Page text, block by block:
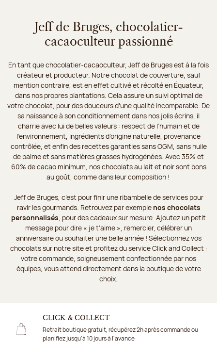
Jeff de Bruges, chocolatier-
cacaoculteur passionné
En tant que chocolatier-cacaoculteur, Jeff de Bruges est à la fois
créateur et producteur. Notre chocolat de couverture, sauf
mention contraire, est en effet cultivé et récolté en Équateur,
dans nos propres plantations. Cela assure un suivi optimal de
votre chocolat, pour des douceurs d’une qualité incomparable. De
sa naissance à son conditionnement dans nos jolis écrins, il
charrie avec lui de belles valeurs : respect de l’humain et de
l’environnement, ingrédients d’origine naturelle, provenance
contrôlée, et enfin des recettes garanties sans OGM, sans huile
de palme et sans matières grasses hydrogénées. Avec 35% et
60% de cacao minimum, nos chocolats au lait et noir sont bons
au goût, comme dans leur composition !
Jeff de Bruges, c’est pour finir une ribambelle de services pour
ravir les gourmands. Retrouvez par exemple nos chocolats
personnalisés , pour des cadeaux sur mesure. Ajoutez un petit
message pour dire « je t’aime », remercier, célébrer un
anniversaire ou souhaiter une belle année ! Sélectionnez vos
chocolats sur notre site et profitez du service Click and Collect :
votre commande, soigneusement confectionnée par nos
équipes, vous attend directement dans la boutique de votre
choix.
CLICK & COLLECT
Retrait boutique gratuit, récupérez 2h après commande ou
planifiez jusqu'à 10 jours à l'avance